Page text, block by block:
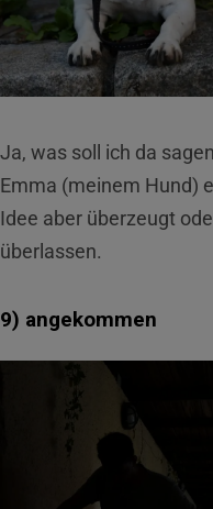
Ja, was soll ich da
Emma (meinem Hund)
Idee aber überzeugt
überlassen.
9) angekommen